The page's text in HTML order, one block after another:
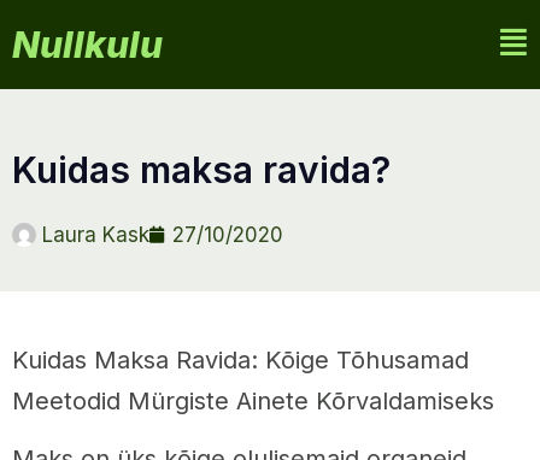
Nullkulu
kuidas maksa ravida?
Laura Kask 27/10/2020
Kuidas Maksa Ravida: Kõige Tõhusamad
Meetodid Mürgiste Ainete Kõrvaldamiseks